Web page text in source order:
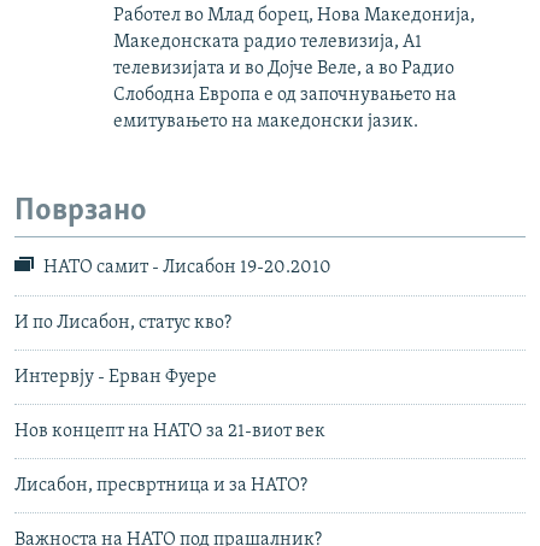
Работел во Млад борец, Нова Македонија,
Македонската радио телевизија, А1
телевизијата и во Дојче Веле, а во Радио
Слободна Европа е од започнувањето на
емитувањето на македонски јазик.
Поврзано
НАТО самит - Лисабон 19-20.2010
И по Лисабон, статус кво?
Интервју - Ерван Фуере
Нов концепт на НАТО за 21-виот век
Лисабон, пресвртница и за НАТО?
Важноста на НАТО под прашалник?